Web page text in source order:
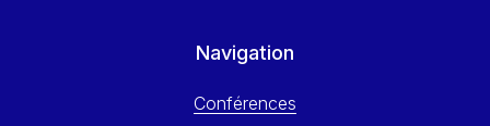
Navigation
Conférences